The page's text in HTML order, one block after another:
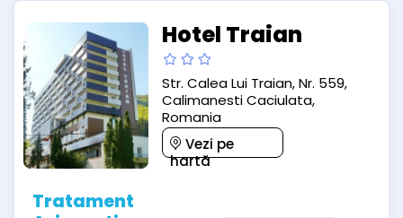
Hotel Traian
Str. Calea Lui Traian, Nr. 559,
Calimanesti Caciulata,
Romania
Vezi pe
hartă
Tratament